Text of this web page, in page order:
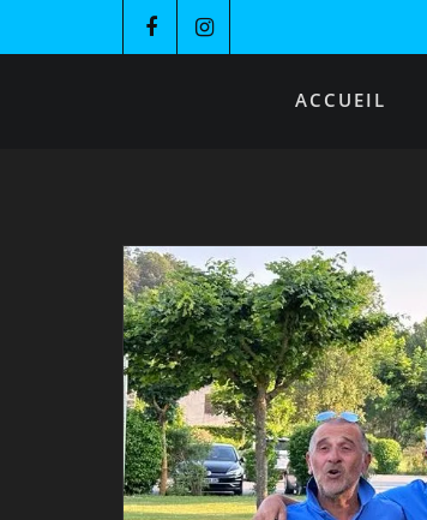
ACCUEIL